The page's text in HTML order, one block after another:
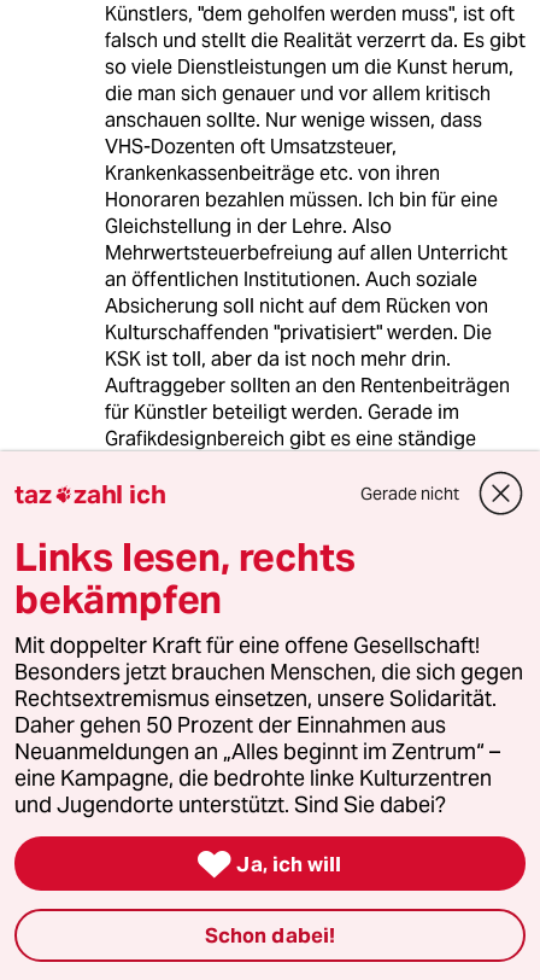
Künstlers, "dem geholfen werden muss", ist oft
falsch und stellt die Realität verzerrt da. Es gibt
so viele Dienstleistungen um die Kunst herum,
die man sich genauer und vor allem kritisch
anschauen sollte. Nur wenige wissen, dass
VHS-Dozenten oft Umsatzsteuer,
Krankenkassenbeiträge etc. von ihren
Honoraren bezahlen müssen. Ich bin für eine
Gleichstellung in der Lehre. Also
Mehrwertsteuerbefreiung auf allen Unterricht
an öffentlichen Institutionen. Auch soziale
Absicherung soll nicht auf dem Rücken von
Kulturschaffenden "privatisiert" werden. Die
KSK ist toll, aber da ist noch mehr drin.
Auftraggeber sollten an den Rentenbeiträgen
für Künstler beteiligt werden. Gerade im
Grafikdesignbereich gibt es eine ständige
gewollt. Das muss aufhören und eine
müssten Künstler auch nicht mehr "hungern".
Einfach die ihnen zustehende Gerechtigkeit
umsetzen. Was Stipendien angeht: lieber
reihum. Als immer nur Elitenförderung.
meistkommentiert
1 Krise der Demokratie
AfD-Wählen als Triebabfuhr
2 Streit um Rente mit 63
Passgenauer Populismus
taz zahl ich Gerade nicht
Links lesen, rechts
bekämpfen
Mit doppelter Kraft für eine offene Gesellschaft!
Besonders jetzt brauchen Menschen, die sich gegen
Rechtsextremismus einsetzen, unsere Solidarität.
Daher gehen 50 Prozent der Einnahmen aus
Neuanmeldungen an „Alles beginnt im Zentrum“ –
eine Kampagne, die bedrohte linke Kulturzentren
und Jugendorte unterstützt. Sind Sie dabei?
 Ja, ich will
Schon dabei!